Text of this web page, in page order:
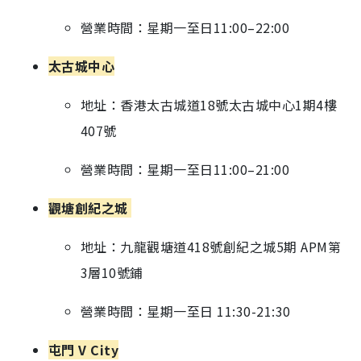
營業時間：星期一至日11:00–22:00
太古城中心
地址：香港太古城道18號太古城中心1期4樓
407號
營業時間：星期一至日11:00–21:00
觀塘創紀之城
地址：九龍觀塘道418號創紀之城5期 APM第
3層10號鋪
營業時間：星期一至日 11:30-21:30
屯門 V City